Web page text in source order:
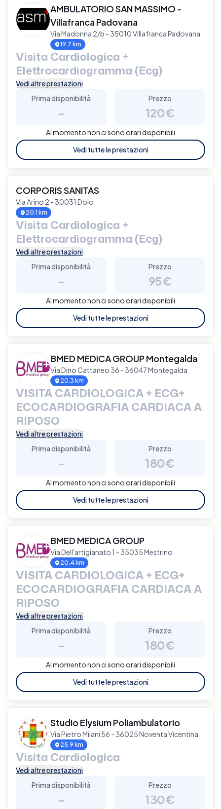
AMBULATORIO SAN MASSIMO -
Villafranca Padovana
Via Madonna 2/b - 35010 Villafranca Padovana
19.7 km
Visita Cardiologica +
Elettrocardiogramma (Ecg)
Vedi altre prestazioni
Prima disponibilità
-
Prezzo
120€
Al momento non ci sono orari disponibili
Vedi tutte le prestazioni
CORPORIS SANITAS
Via Arino 2 - 30031 Dolo
20.1 km
Visita Cardiologica +
Elettrocardiogramma (Ecg)
Vedi altre prestazioni
Prima disponibilità
-
Prezzo
95€
Al momento non ci sono orari disponibili
Vedi tutte le prestazioni
BMED MEDICA GROUP Montegalda
Via Dino Cattaneo 36 - 36047 Montegalda
20.3 km
VISITA CARDIOLOGICA + ECG+
ECOCARDIOGRAFIA CARDIACA A
RIPOSO
Vedi altre prestazioni
Prima disponibilità
-
Prezzo
180€
Al momento non ci sono orari disponibili
Vedi tutte le prestazioni
BMED MEDICA GROUP
Via Dell'artigianato 1 - 35035 Mestrino
20.4 km
VISITA CARDIOLOGICA + ECG+
ECOCARDIOGRAFIA CARDIACA A
RIPOSO
Vedi altre prestazioni
Prima disponibilità
-
Prezzo
180€
Al momento non ci sono orari disponibili
Vedi tutte le prestazioni
Studio Elysium Poliambulatorio
Via Pietro Milani 56 - 36025 Noventa Vicentina
25.9 km
Visita Cardiologica
Vedi altre prestazioni
Prima disponibilità
-
Prezzo
130€